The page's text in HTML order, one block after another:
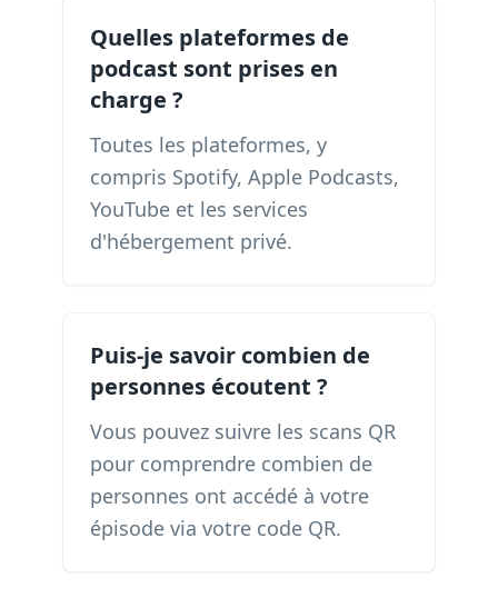
Quelles plateformes de
podcast sont prises en
charge ?
Toutes les plateformes, y
compris Spotify, Apple Podcasts,
YouTube et les services
d'hébergement privé.
Puis-je savoir combien de
personnes écoutent ?
Vous pouvez suivre les scans QR
pour comprendre combien de
personnes ont accédé à votre
épisode via votre code QR.